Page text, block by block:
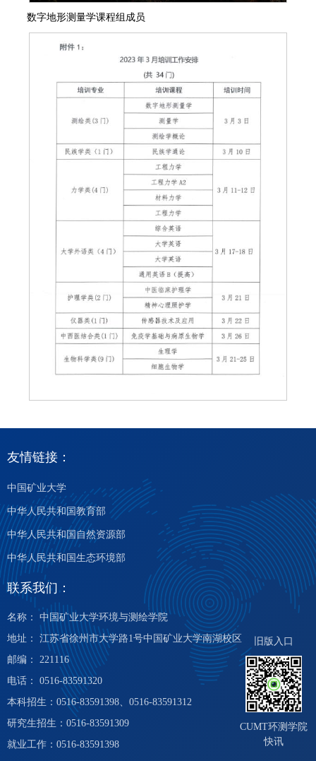
数字地形测量学课程组成员
友情链接：
中国矿业大学
中华人民共和国教育部
中华人民共和国自然资源部
中华人民共和国生态环境部
联系我们：
名称： 中国矿业大学环境与测绘学院
地址： 江苏省徐州市大学路1号中国矿业大学南湖校区
邮编： 221116
电话： 0516-83591320
本科招生：0516-83591398、0516-83591312
研究生招生：0516-83591309
就业工作：0516-83591398
旧版入口
CUMT环测学院
快讯